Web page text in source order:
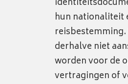
hun nationaliteit
reisbestemming.
derhalve niet
worden voor de
vertragingen of